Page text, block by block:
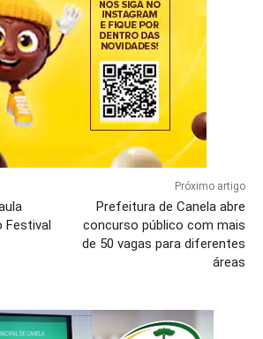
Festival
Próximo artigo
Prefeitura de Canela abre
concurso público com mais
de 50 vagas para diferentes
áreas